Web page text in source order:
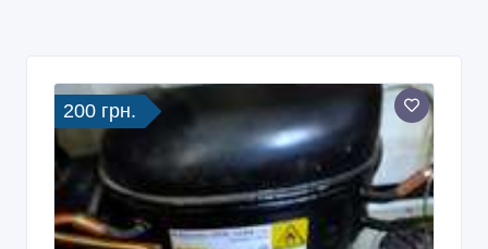
200 грн.